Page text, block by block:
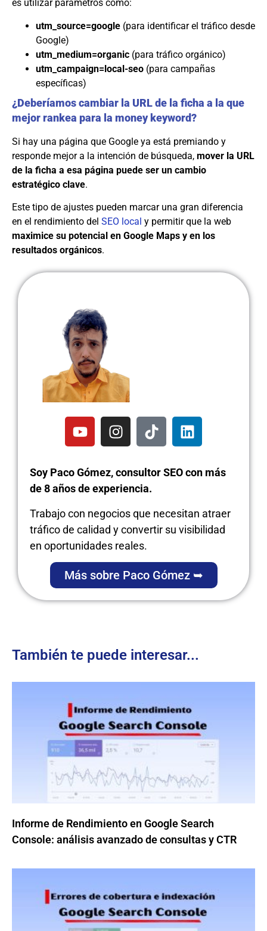
es utilizar parámetros como:
utm_source=google (para identificar el tráfico desde
Google)
utm_medium=organic (para tráfico orgánico)
utm_campaign=local-seo (para campañas
específicas)
¿Deberíamos cambiar la URL de la ficha a la que
mejor rankea para la money keyword?
Si hay una página que Google ya está premiando y
responde mejor a la intención de búsqueda, mover la URL
de la ficha a esa página puede ser un cambio
estratégico clave.
Este tipo de ajustes pueden marcar una gran diferencia
en el rendimiento del SEO local y permitir que la web
maximice su potencial en Google Maps y en los
resultados orgánicos.
Soy Paco Gómez, consultor SEO con más
de 8 años de experiencia.
Trabajo con negocios que necesitan atraer
tráfico de calidad y convertir su visibilidad
en oportunidades reales.
Más sobre Paco Gómez ➥
También te puede interesar...
Informe de Rendimiento en Google Search
Console: análisis avanzado de consultas y CTR